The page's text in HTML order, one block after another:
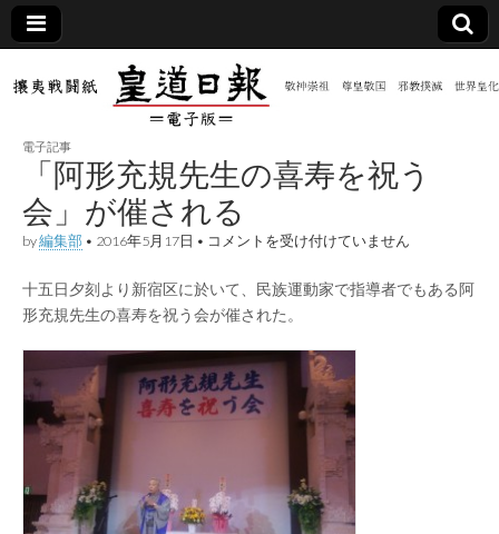
皇道
日報
（防
共新
聞）
電子
版
敬神
尊皇
｜昭
和八
年創
刊
皇道
実
攘夷
戦闘
紙
電子記事
「阿形充規先生の喜寿を祝う
会」が催される
by編集部 • 2016年5月17日 • 「阿
規
先
生
の
喜
寿
を
祝
催
さ
れ
コメントを受け付けていません
十五日夕刻より新宿区に於いて、民族運動家で指導者でもある阿
形充規先生の喜寿を祝う会が催された。